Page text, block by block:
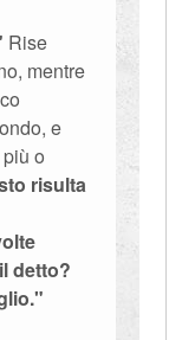
Rise
mentre
e
o
risulta
detto?